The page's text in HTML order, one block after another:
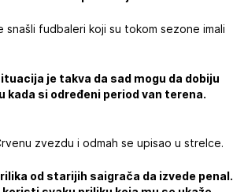
snašli fudbaleri koji su tokom sezone imali
je takva da sad mogu da dobiju
si određeni period van terena.
zvezdu i odmah se upisao u strelce.
od starijih saigrača da izvede penal.